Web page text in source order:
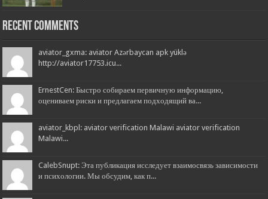
Recent Comments
aviator_gxma: aviator Azərbaycan apk yüklə
http://aviator17753.icu...
ErnestCen: Быстро собираем первичную информацию,
оцениваем риски и предлагаем подходящий ва...
aviator_kbpl: aviator verification Malawi aviator verification
Malawi...
CalebSnupt: Эта публикация исследует взаимосвязь зависимости
и психологии. Мы обсудим, как п...